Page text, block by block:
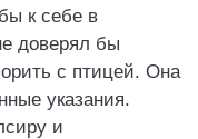
к себе в
доверял бы
с птицей. Она
указания.
и